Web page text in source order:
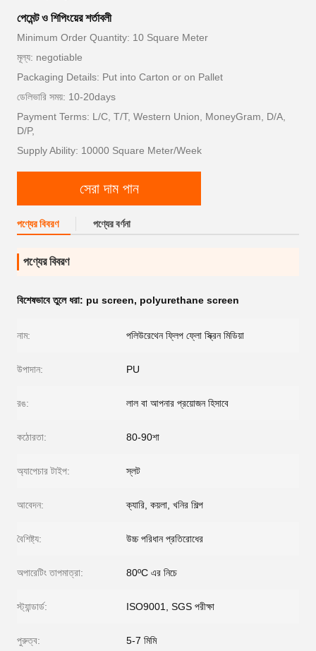
পেমেন্ট ও শিপিংয়ের শর্তাবলী
Minimum Order Quantity: 10 Square Meter
মূল্য: negotiable
Packaging Details: Put into Carton or on Pallet
ডেলিভারি সময়: 10-20days
Payment Terms: L/C, T/T, Western Union, MoneyGram, D/A,
D/P,
Supply Ability: 10000 Square Meter/Week
সেরা দাম পান
পণ্যের বিবরণ পণ্যের বর্ণনা
পণ্যের বিবরণ
বিশেষভাবে তুলে ধরা: pu screen, polyurethane screen
নাম: পলিউরেথেন ফ্লিপ ফ্লো স্ক্রিন মিডিয়া
উপাদান: PU
রঙ: লাল বা আপনার প্রয়োজন হিসাবে
কঠোরতা: 80-90শা
অ্যাপেচার টাইপ: স্লট
আবেদন: ক্যারি, কয়লা, খনির শিল্প
বৈশিষ্ট্য: উচ্চ পরিধান প্রতিরোধের
অপারেটিং তাপমাত্রা: 80ºC এর নিচে
স্ট্যান্ডার্ড: ISO9001, SGS পরীক্ষা
পুরুত্ব: 5-7 মিমি